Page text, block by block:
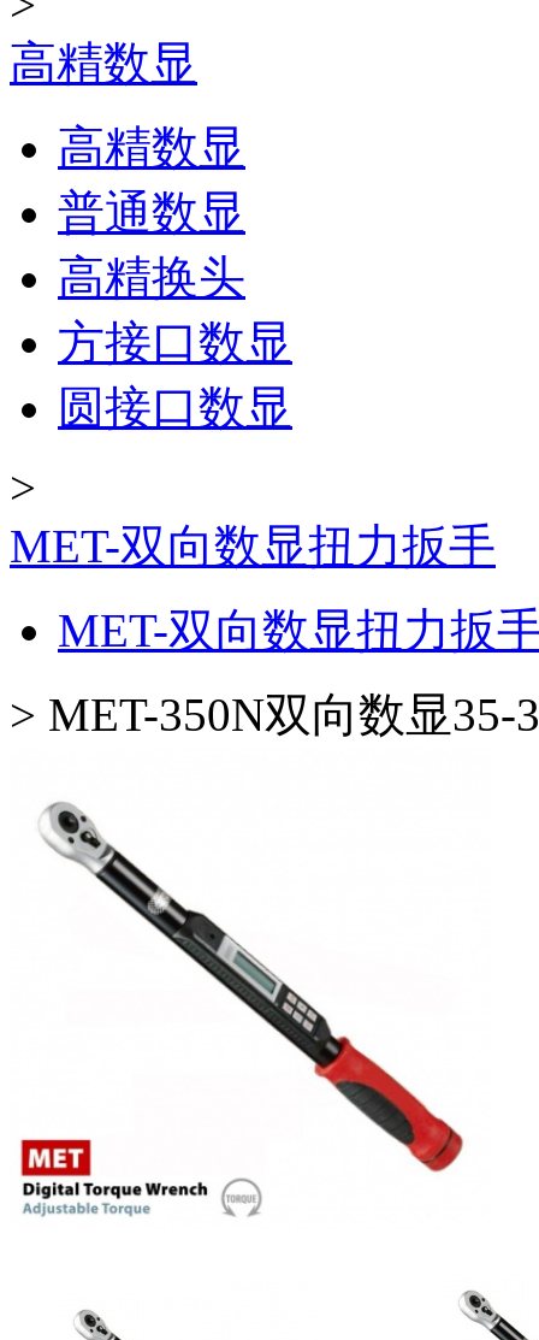
高精数显
高精数显
普通数显
高精换头
方接口数显
圆接口数显
>
MET-双向数显扭力扳手
MET-双向数显扭力扳
> MET-350N双向数显35-